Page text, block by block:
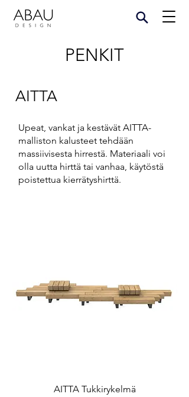
PENKIT
AITTA
Upeat, vankat ja kestävät AITTA-
malliston kalusteet tehdään
massiivisesta hirrestä. Materiaali voi
olla uutta hirttä tai vanhaa, käytöstä
poistettua kierrätyshirttä.
AITTA Tukkirykelmä